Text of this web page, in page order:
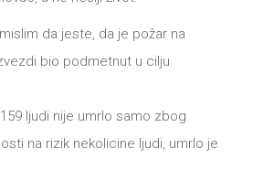
da jeste, da je požar na
bio podmetnut u cilju
ljudi nije umrlo samo zbog
na rizik nekolicine ljudi, umrlo je